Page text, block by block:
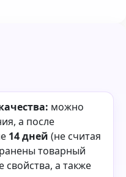
можно
а после
14 дней (не считая
товарный
свойства, а также